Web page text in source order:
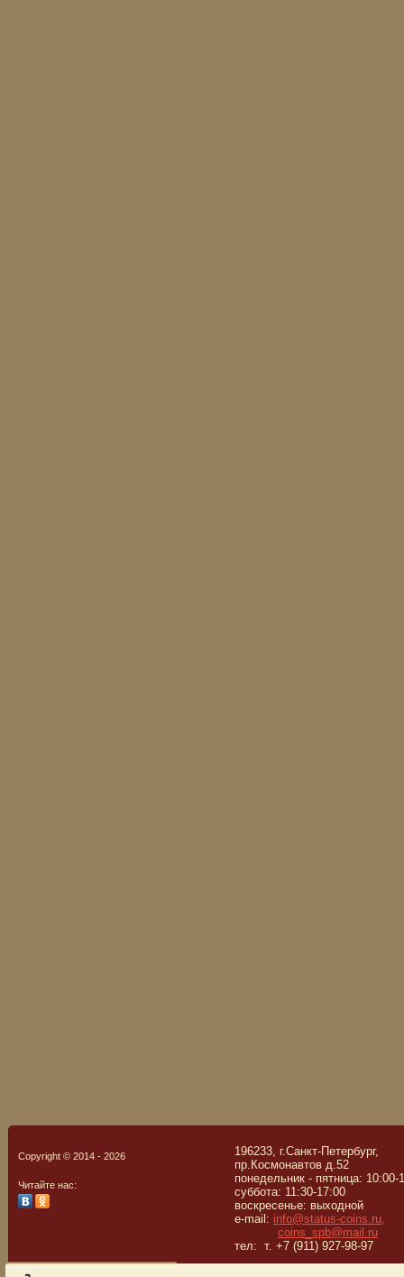
Copyright © 2014 - 2026
Читайте нас:
196233, г.Санкт-Петербург,
пр.Космонавтов д.52
понедельник - пятница: 10:00-
суббота: 11:30-17:00
воскресенье: выходной
e-mail: info@status-coins.ru,
coins_spb@mail.ru
тел: т. +7 (911) 927-98-97